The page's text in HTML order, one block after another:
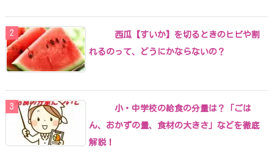
西瓜【すいか】を切るときのヒビや割
れるのって、どうにかならないの？
小・中学校の給食の分量は？「ごは
ん、おかずの量、食材の大きさ」などを徹底
解説！